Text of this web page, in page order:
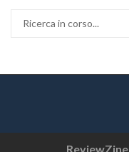
ReviewZine